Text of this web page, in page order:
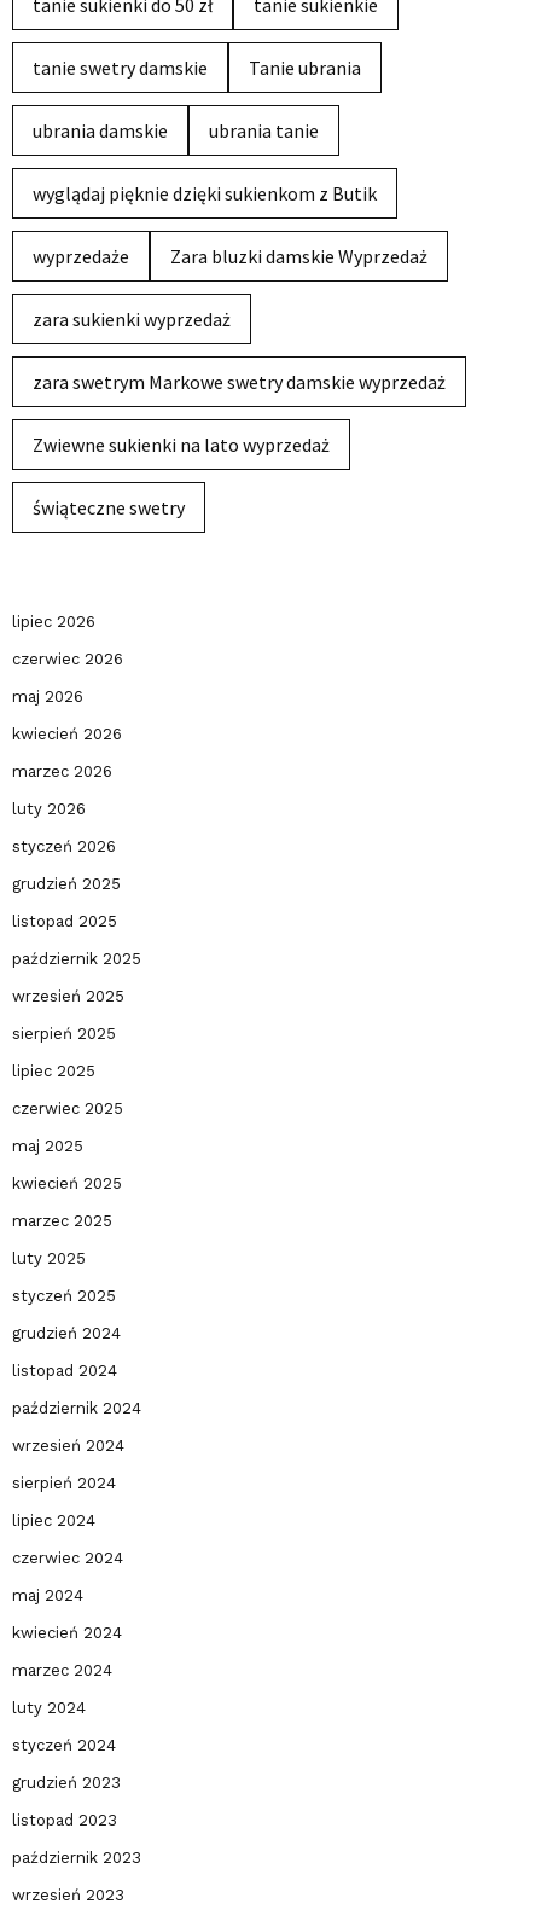
tanie swetry damskie Tanie ubrania
ubrania damskie ubrania tanie
wyglądaj pięknie dzięki sukienkom z Butik
wyprzedaże Zara bluzki damskie Wyprzedaż
zara sukienki wyprzedaż
zara swetrym Markowe swetry damskie wyprzedaż
Zwiewne sukienki na lato wyprzedaż
świąteczne swetry
lipiec 2026
czerwiec 2026
maj 2026
kwiecień 2026
marzec 2026
luty 2026
styczeń 2026
grudzień 2025
listopad 2025
październik 2025
wrzesień 2025
sierpień 2025
lipiec 2025
czerwiec 2025
maj 2025
kwiecień 2025
marzec 2025
luty 2025
styczeń 2025
grudzień 2024
listopad 2024
październik 2024
wrzesień 2024
sierpień 2024
lipiec 2024
czerwiec 2024
maj 2024
kwiecień 2024
marzec 2024
luty 2024
styczeń 2024
grudzień 2023
listopad 2023
październik 2023
wrzesień 2023